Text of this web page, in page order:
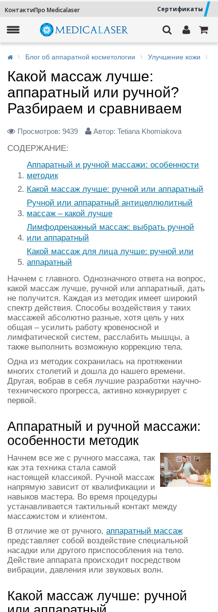
КонтактиПро Medicalaser Сертификаты
Блог об аппаратной косметологии Улучшение кожи
Какой массаж лучше:
аппаратный или ручной?
Разбираем и сравниваем
Просмотров: 9439 Автор: Tetiana Khomiakova
СОДЕРЖАНИЕ:
Аппаратный и ручной массажи: особенности
методик
Какой массаж лучше: ручной или аппаратный
Ручной или аппаратный антицеллюлитный
массаж – какой лучше
Лимфодренажный массаж: выбрать ручной
или аппаратный
Какой массаж для лица лучше: ручной или
аппаратный
Начнем с главного. Однозначного ответа на вопрос,
какой массаж лучше, ручной или аппаратный, дать
не получится. Каждая из методик имеет широкий
спектр действия. Способы воздействия у таких
массажей абсолютно разные, хотя цель у них
общая – усилить работу кровеносной и
лимфатической систем, расслабить мышцы, а
также выполнить возможную коррекцию тела.
Одна из методик сохранилась на протяжении
многих столетий и дошла до нашего времени.
Другая, вобрав в себя лучшие разработки научно-
технического прогресса, активно конкурирует с
первой.
Аппаратный и ручной массажи:
особенности методик
Начнем все же с ручного массажа, так
как эта техника стала самой
настоящей классикой. Ручной массаж
напрямую зависит от квалификации и
навыков мастера. Во время процедуры
устанавливается тактильный контакт между
массажистом и клиентом.
В отличие же от ручного, аппаратный массаж
представляет собой воздействие специальной
насадки или другого приспособления на тело.
Действие аппарата происходит посредством
вибрации, давления или звуковых волн.
Какой массаж лучше: ручной